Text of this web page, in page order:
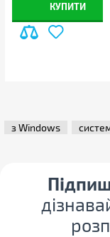
КУПИТИ
з Windows